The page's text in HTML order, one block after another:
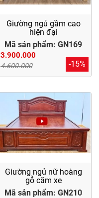
Giường ngủ gầm cao
hiện đại
Mã sản phẩm: GN169
3.900.000
4.600.000 -15%
Giường ngủ nữ hoàng
gỗ căm xe
Mã sản phẩm: GN210